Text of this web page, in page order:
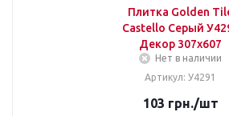
Плитка Golden
Castello Серый
Декор 307х607
Нет в наличии
Артикул: У4291
103 грн./шт